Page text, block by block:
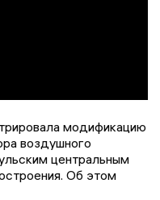
модификацию
воздушного
центральным
Об этом